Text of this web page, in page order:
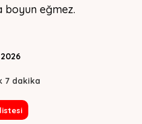
boyun eğmez.
7 dakika